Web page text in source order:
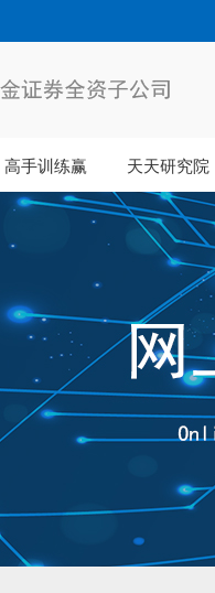
高手训练赢 天天研究院